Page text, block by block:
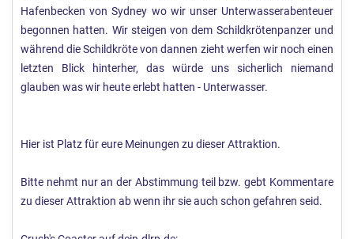
Hafenbecken von Sydney wo wir unser Unterwasserabenteuer
begonnen hatten. Wir steigen von dem Schildkrötenpanzer und
während die Schildkröte von dannen zieht werfen wir noch einen
letzten Blick hinterher, das würde uns sicherlich niemand
glauben was wir heute erlebt hatten - Unterwasser.
Hier ist Platz für eure Meinungen zu dieser Attraktion.
Bitte nehmt nur an der Abstimmung teil bzw. gebt Kommentare
zu dieser Attraktion ab wenn ihr sie auch schon gefahren seid.